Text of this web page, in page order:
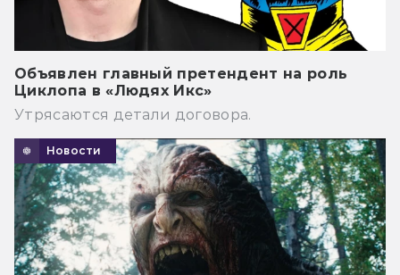
Объявлен главный претендент на роль
Циклопа в «Людях Икс»
Утрясаются детали договора.
Новости